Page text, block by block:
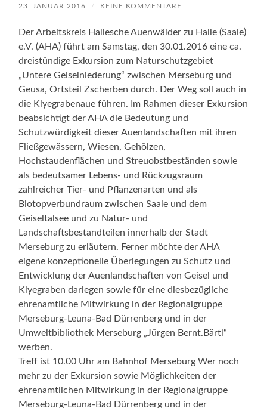
23. JANUAR 2016 / KEINE KOMMENTARE
Der Arbeitskreis Hallesche Auenwälder zu Halle (Saale)
e.V. (AHA) führt am Samstag, den 30.01.2016 eine ca.
dreistündige Exkursion zum Naturschutzgebiet
„Untere Geiselniederung“ zwischen Merseburg und
Geusa, Ortsteil Zscherben durch. Der Weg soll auch in
die Klyegrabenaue führen. Im Rahmen dieser Exkursion
beabsichtigt der AHA die Bedeutung und
Schutzwürdigkeit dieser Auenlandschaften mit ihren
Fließgewässern, Wiesen, Gehölzen,
Hochstaudenflächen und Streuobstbeständen sowie
als bedeutsamer Lebens- und Rückzugsraum
zahlreicher Tier- und Pflanzenarten und als
Biotopverbundraum zwischen Saale und dem
Geiseltalsee und zu Natur- und
Landschaftsbestandteilen innerhalb der Stadt
Merseburg zu erläutern. Ferner möchte der AHA
eigene konzeptionelle Überlegungen zu Schutz und
Entwicklung der Auenlandschaften von Geisel und
Klyegraben darlegen sowie für eine diesbezügliche
ehrenamtliche Mitwirkung in der Regionalgruppe
Merseburg-Leuna-Bad Dürrenberg und in der
Umweltbibliothek Merseburg „Jürgen Bernt.Bärtl“
werben.
Treff ist 10.00 Uhr am Bahnhof Merseburg Wer noch
mehr zu der Exkursion sowie Möglichkeiten der
ehrenamtlichen Mitwirkung in der Regionalgruppe
Merseburg-Leuna-Bad Dürrenberg und in der